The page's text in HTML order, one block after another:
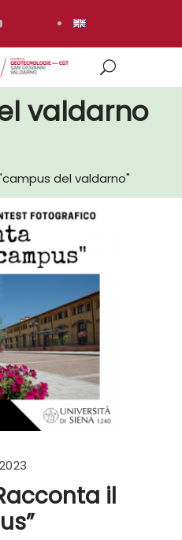
valdarno
del valdarno"
il